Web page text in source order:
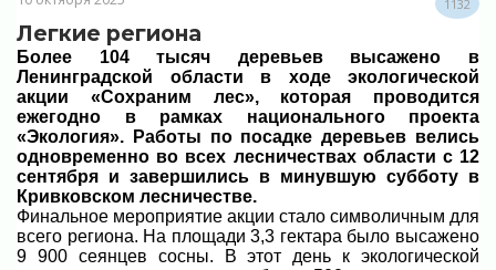
1132
Легкие региона
Более 104 тысяч деревьев высажено в
Ленинградской области в ходе экологической
акции «Сохраним лес», которая проводится
ежегодно в рамках национального проекта
«Экология». Работы по посадке деревьев велись
одновременно во всех лесничествах области с 12
сентября и завершились в минувшую субботу в
Кривковском лесничестве.
Финальное мероприятие акции стало символичным для
всего региона. На площади 3,3 гектара было высажено
9 900 сеянцев сосны. В этот день к экологической